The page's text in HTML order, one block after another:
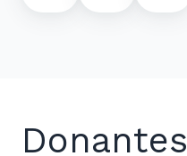
5 1 0
Donantes